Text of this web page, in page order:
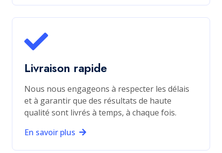
Livraison rapide
Nous nous engageons à respecter les délais
et à garantir que des résultats de haute
qualité sont livrés à temps, à chaque fois.
En savoir plus